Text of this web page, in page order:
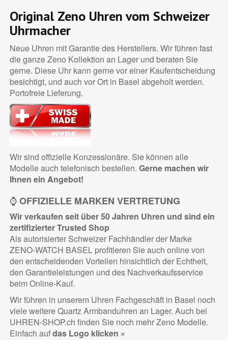
Original Zeno Uhren vom Schweizer
Uhrmacher
Neue Uhren mit Garantie des Herstellers. Wir führen fast
die ganze Zeno Kollektion an Lager und beraten Sie
gerne. Diese Uhr kann gerne vor einer Kaufentscheidung
besichtigt, und auch vor Ort in Basel abgeholt werden.
Portofreie Lieferung.
Wir sind offizielle Konzessionäre. Sie können alle
Modelle auch telefonisch bestellen. Gerne machen wir
Ihnen ein Angebot!
⌚OFFIZIELLE MARKEN VERTRETUNG
Wir verkaufen seit über 50 Jahren Uhren und sind ein
zertifizierterTrusted Shop
Als autorisierter Schweizer Fachhändler der Marke
ZENO-WATCH BASEL profitieren Sie auch online von
den entscheidenden Vorteilen hinsichtlich der Echtheit,
den Garantieleistungen und des Nachverkaufsservice
beim Online-Kauf.
Wir führen in unserem Uhren Fachgeschäft in Basel noch
viele weitere Quartz Armbanduhren an Lager. Auch bei
UHREN-SHOP.ch finden Sie noch mehr Zeno Modelle.
Einfach aufdas Logo klicken »